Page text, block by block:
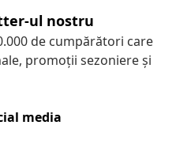
ul nostru
de cumpărători care
promoții sezoniere și
media